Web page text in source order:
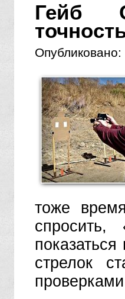
Гейб
Опубликовано:
тоже
стрелок